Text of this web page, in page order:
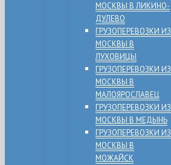
МОСКВЫ В ЛИКИНО-
ДУЛЕВО
ГРУЗОПЕРЕВОЗКИ ИЗ
МОСКВЫ В
ЛУХОВИЦЫ
ГРУЗОПЕРЕВОЗКИ ИЗ
МОСКВЫ В
МАЛОЯРОСЛАВЕЦ
ГРУЗОПЕРЕВОЗКИ ИЗ
МОСКВЫ В МЕДЫНЬ
ГРУЗОПЕРЕВОЗКИ ИЗ
МОСКВЫ В
МОЖАЙСК